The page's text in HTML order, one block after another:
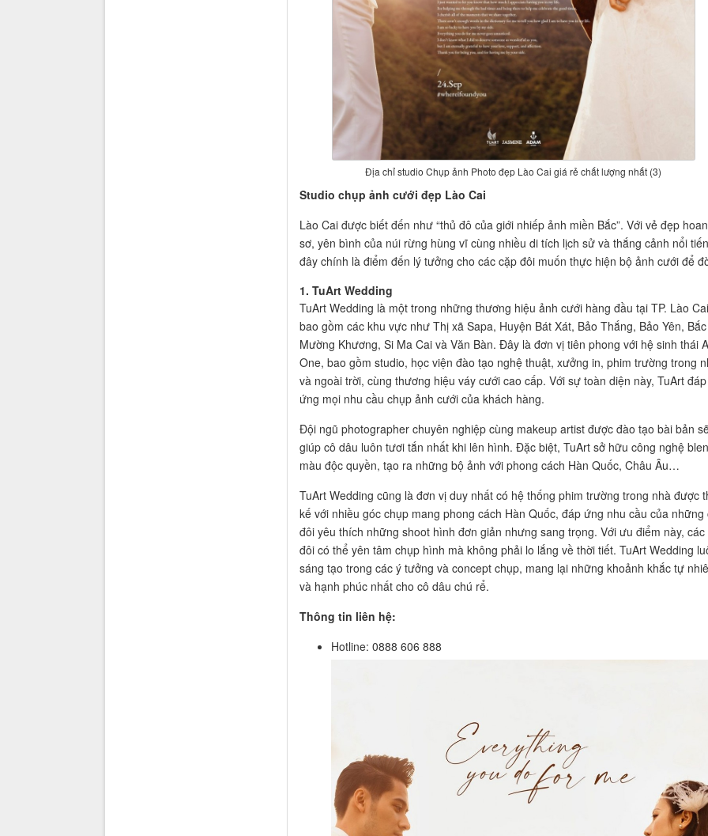
Địa chỉ studio Chụp ảnh Photo đẹp Lào Cai giá rẻ chất lượng nhất (3)
Studio chụp ảnh cưới đẹp Lào Cai
Lào Cai được biết đến như “thủ đô của giới nhiếp ảnh miền Bắc”. Với vẻ đẹp
sơ, yên bình của núi rừng hùng vĩ cùng nhiều di tích lịch sử và thắng cảnh nổi
đây chính là điểm đến lý tưởng cho các cặp đôi muốn thực hiện bộ ảnh cưới để
1. TuArt Wedding
TuArt Wedding là một trong những thương hiệu ảnh cưới hàng đầu tại TP. Lào
bao gồm các khu vực như Thị xã Sapa, Huyện Bát Xát, Bảo Thắng, Bảo Yên,
Mường Khương, Si Ma Cai và Văn Bàn. Đây là đơn vị tiên phong với hệ sinh thái
One, bao gồm studio, học viện đào tạo nghệ thuật, xưởng in, phim trường trong
và ngoài trời, cùng thương hiệu váy cưới cao cấp. Với sự toàn diện này, TuArt đáp
ứng mọi nhu cầu chụp ảnh cưới của khách hàng.
Đội ngũ photographer chuyên nghiệp cùng makeup artist được đào tạo bài bản
giúp cô dâu luôn tươi tắn nhất khi lên hình. Đặc biệt, TuArt sở hữu công nghệ
màu độc quyền, tạo ra những bộ ảnh với phong cách Hàn Quốc, Châu Âu…
TuArt Wedding cũng là đơn vị duy nhất có hệ thống phim trường trong nhà được
kế với nhiều góc chụp mang phong cách Hàn Quốc, đáp ứng nhu cầu của những
đôi yêu thích những shoot hình đơn giản nhưng sang trọng. Với ưu điểm này, các
đôi có thể yên tâm chụp hình mà không phải lo lắng về thời tiết. TuArt Wedding
sáng tạo trong các ý tưởng và concept chụp, mang lại những khoảnh khắc tự
và hạnh phúc nhất cho cô dâu chú rể.
Thông tin liên hệ:
Hotline: 0888 606 888